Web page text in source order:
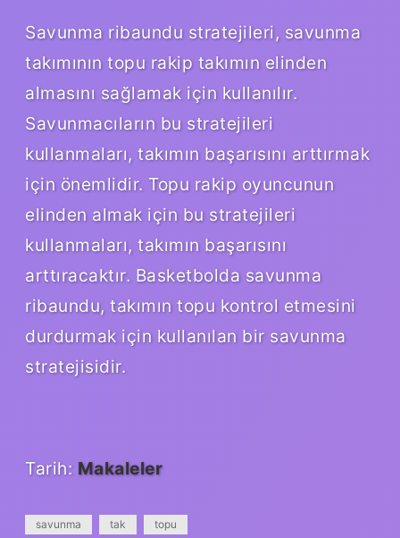
Savunma ribaundu stratejileri, savunma
takımının topu rakip takımın elinden
almasını sağlamak için kullanılır.
Savunmacıların bu stratejileri
kullanmaları, takımın başarısını arttırmak
için önemlidir. Topu rakip oyuncunun
elinden almak için bu stratejileri
kullanmaları, takımın başarısını
arttıracaktır. Basketbolda savunma
ribaundu, takımın topu kontrol etmesini
durdurmak için kullanılan bir savunma
stratejisidir.
Tarih: Makaleler
savunma tak topu